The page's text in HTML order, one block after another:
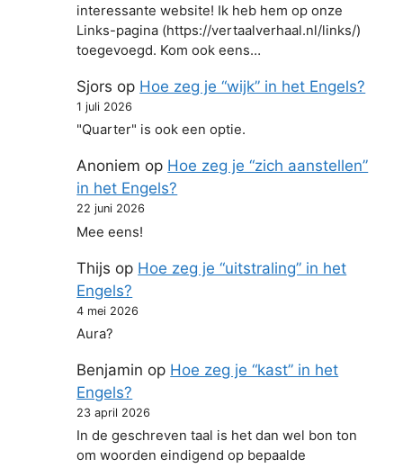
interessante website! Ik heb hem op onze
Links-pagina (https://vertaalverhaal.nl/links/)
toegevoegd. Kom ook eens…
Sjors op Hoe zeg je “wijk” in het Engels?
1 juli 2026
"Quarter" is ook een optie.
Anoniem op Hoe zeg je “zich aanstellen”
in het Engels?
22 juni 2026
Mee eens!
Thijs op Hoe zeg je “uitstraling” in het
Engels?
4 mei 2026
Aura?
Benjamin op Hoe zeg je “kast” in het
Engels?
23 april 2026
In de geschreven taal is het dan wel bon ton
om woorden eindigend op bepaalde